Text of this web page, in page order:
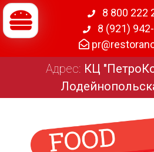
8 800 222
8 (921)
Адрес: КЦ